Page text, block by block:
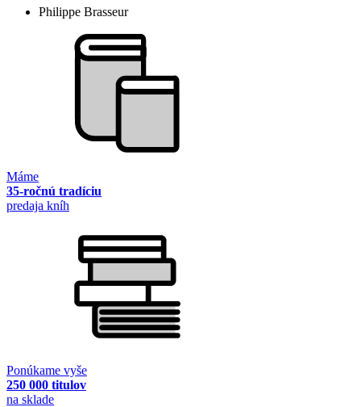
Philippe Brasseur
Máme
35-ročnú tradíciu
predaja kníh
Ponúkame vyše
250 000 titulov
na sklade